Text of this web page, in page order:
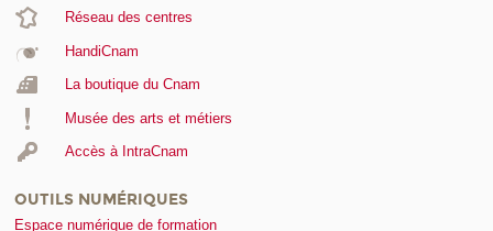
Réseau des centres
HandiCnam
La boutique du Cnam
Musée des arts et métiers
Accès à IntraCnam
OUTILS NUMÉRIQUES
Espace numérique de formation